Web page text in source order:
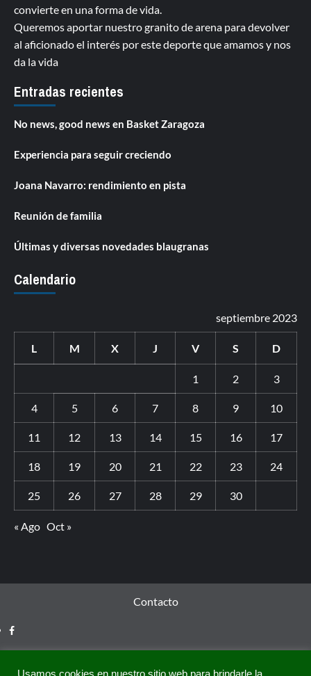
convierte en una forma de vida.
Queremos aportar nuestro granito de arena para devolver
al aficionado el interés por este deporte que amamos y nos
da la vida
Entradas recientes
No news, good news en Basket Zaragoza
Experiencia para seguir creciendo
Joana Navarro: rendimiento en pista
Reunión de familia
Últimas y diversas novedades blaugranas
Calendario
septiembre 2023
L M X J V S D
1 2 3
4 5 6 7 8 9 10
11 12 13 14 15 16 17
18 19 20 21 22 23 24
25 26 27 28 29 30
« Ago Oct »
Contacto